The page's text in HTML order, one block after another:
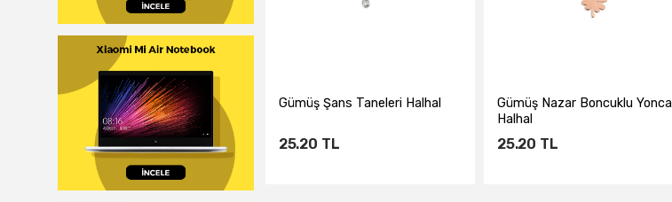
Gümüş Şans Taneleri Halhal
25.20 TL
Gümüş Nazar Boncuklu Yonca
Halhal
25.20 TL